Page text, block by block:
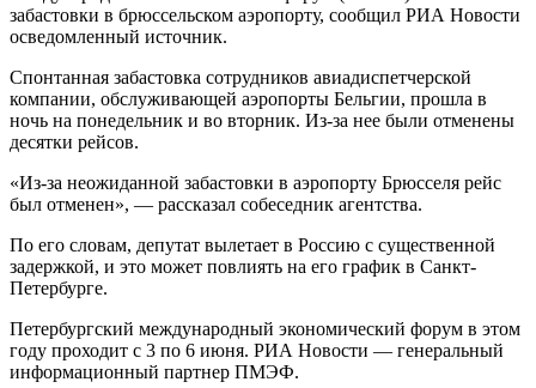
забастовки в брюссельском аэропорту, сообщил РИА Новости
осведомленный источник.
Спонтанная забастовка сотрудников авиадиспетчерской
компании, обслуживающей аэропорты Бельгии, прошла в
ночь на понедельник и во вторник. Из-за нее были отменены
десятки рейсов.
«Из-за неожиданной забастовки в аэропорту Брюсселя рейс
был отменен», — рассказал собеседник агентства.
По его словам, депутат вылетает в Россию с существенной
задержкой, и это может повлиять на его график в Санкт-
Петербурге.
Петербургский международный экономический форум в этом
году проходит с 3 по 6 июня. РИА Новости — генеральный
информационный партнер ПМЭФ.